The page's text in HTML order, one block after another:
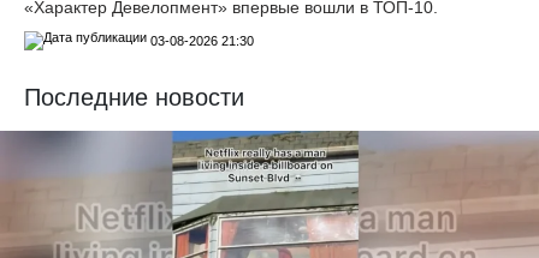
«Характер Девелопмент» впервые вошли в ТОП-10.
03-08-2026 21:30
Последние новости